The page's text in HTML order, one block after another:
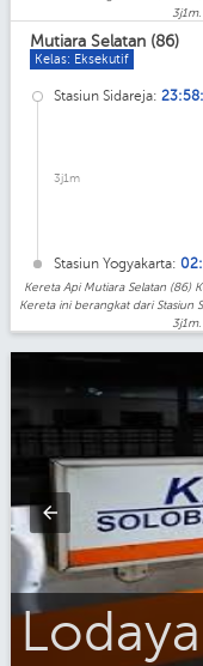
Mutiara Selatan (86)
Kelas: Eksekutif
Stasiun Sidareja:
3j1m
Stasiun Yogyakarta:
Kereta Api Mutiara Selatan (86)
Kereta ini berangkat dari Stasiun